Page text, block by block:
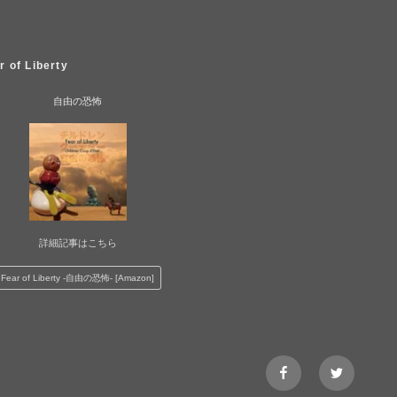
of Liberty
自由の恐怖
詳細記事はこちら
Fear of Liberty -自由の恐怖- [Amazon]
facebook
page
Twitter@
チ